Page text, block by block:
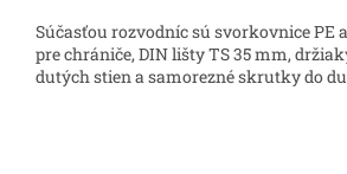
Súčasťou rozvodníc sú svorkovnice PE
pre chrániče, DIN lišty TS 35 mm,
dutých stien a samorezné skrutky do